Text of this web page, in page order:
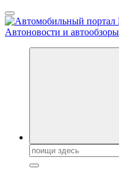
Перейти
к
содержанию
Справочник
Поиск: